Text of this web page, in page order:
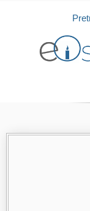
Isprobajte našu